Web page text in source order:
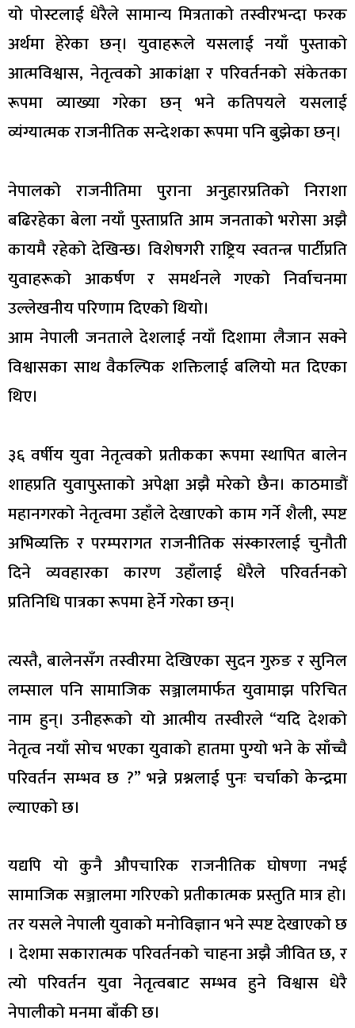
यो पोस्टलाई धेरैले सामान्य मित्रताको तस्वीरभन्दा फरक
अर्थमा हेरेका छन्। युवाहरूले यसलाई नयाँ पुस्ताको
आत्मविश्वास, नेतृत्वको आकांक्षा र परिवर्तनको संकेतका
रूपमा व्याख्या गरेका छन् भने कतिपयले यसलाई
व्यंग्यात्मक राजनीतिक सन्देशका रूपमा पनि बुझेका छन्।
नेपालको राजनीतिमा पुराना अनुहारप्रतिको निराशा
बढिरहेका बेला नयाँ पुस्ताप्रति आम जनताको भरोसा अझै
कायमै रहेको देखिन्छ। विशेषगरी राष्ट्रिय स्वतन्त्र पार्टीप्रति
युवाहरूको आकर्षण र समर्थनले गएको निर्वाचनमा
उल्लेखनीय परिणाम दिएको थियो।
आम नेपाली जनताले देशलाई नयाँ दिशामा लैजान सक्ने
विश्वासका साथ वैकल्पिक शक्तिलाई बलियो मत दिएका
थिए।
३६ वर्षीय युवा नेतृत्वको प्रतीकका रूपमा स्थापित बालेन
शाहप्रति युवापुस्ताको अपेक्षा अझै मरेको छैन। काठमाडौं
महानगरको नेतृत्वमा उहाँले देखाएको काम गर्ने शैली, स्पष्ट
अभिव्यक्ति र परम्परागत राजनीतिक संस्कारलाई चुनौती
दिने व्यवहारका कारण उहाँलाई धेरैले परिवर्तनको
प्रतिनिधि पात्रका रूपमा हेर्ने गरेका छन्।
त्यस्तै, बालेनसँग तस्वीरमा देखिएका सुदन गुरुङ र सुनिल
लम्साल पनि सामाजिक सञ्जालमार्फत युवामाझ परिचित
नाम हुन्। उनीहरूको यो आत्मीय तस्वीरले “यदि देशको
नेतृत्व नयाँ सोच भएका युवाको हातमा पुग्यो भने के साँच्चै
परिवर्तन सम्भव छ ?” भन्ने प्रश्नलाई पुनः चर्चाको केन्द्रमा
ल्याएको छ।
यद्यपि यो कुनै औपचारिक राजनीतिक घोषणा नभई
सामाजिक सञ्जालमा गरिएको प्रतीकात्मक प्रस्तुति मात्र हो।
तर यसले नेपाली युवाको मनोविज्ञान भने स्पष्ट देखाएको छ
। देशमा सकारात्मक परिवर्तनको चाहना अझै जीवित छ, र
त्यो परिवर्तन युवा नेतृत्वबाट सम्भव हुने विश्वास धेरै
नेपालीको मनमा बाँकी छ।